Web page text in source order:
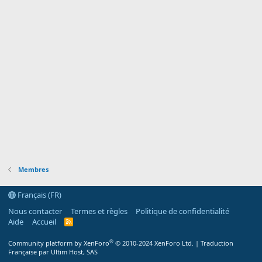
Membres
Français (FR)
Nous contacter
Termes et règles
Politique de confidentialité
Aide
Accueil
R
Community platform by XenForo® © 2010-2024 XenForo Ltd. | Traduction
Française par Ultim Host, SAS